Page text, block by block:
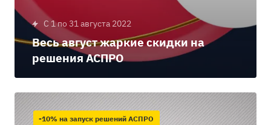
c 1 по 31 августа 2022
Весь август жаркие скидки на
решения АСПРО
-10% на запуск решений АСПРО